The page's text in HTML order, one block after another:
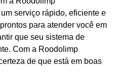
serviço rápido, eficiente e
para atender você em
que seu sistema de
Com a Roodolimp
de que está em boas